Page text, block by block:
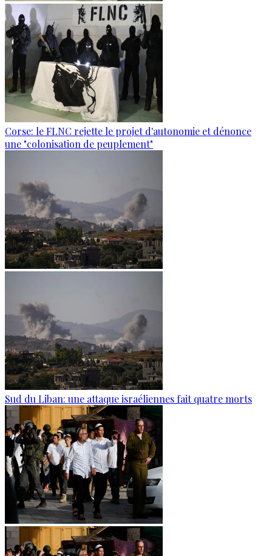
Corse: le FLNC rejette le projet d'autonomie et dénonce
une "colonisation de peuplement"
Sud du Liban: une attaque israéliennes fait quatre morts